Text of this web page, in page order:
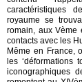
caractéristiques
royaume se
romain, aux Vème
contacts avec les
Même en France,
les ‘déformations
iconographiques